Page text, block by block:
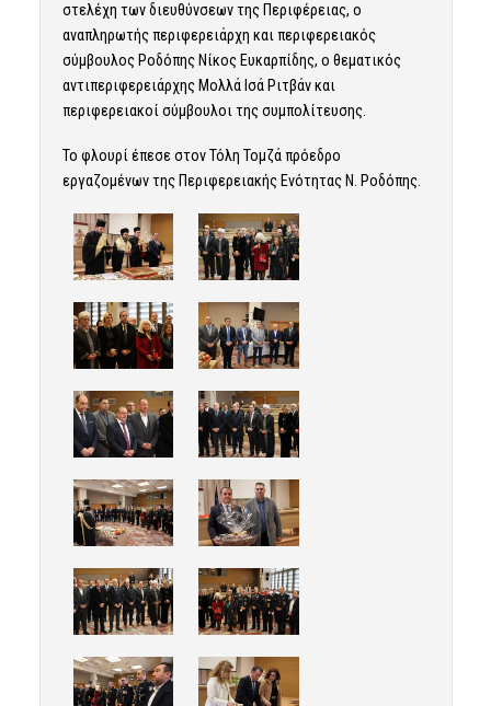
στελέχη των διευθύνσεων της Περιφέρειας, ο
αναπληρωτής περιφερειάρχη και περιφερειακός
σύμβουλος Ροδόπης Νίκος Ευκαρπίδης, ο θεματικός
αντιπεριφερειάρχης Μολλά Ισά Ριτβάν και
περιφερειακοί σύμβουλοι της συμπολίτευσης.
Το φλουρί έπεσε στον Τόλη Τομζά πρόεδρο
εργαζομένων της Περιφερειακής Ενότητας Ν. Ροδόπης.